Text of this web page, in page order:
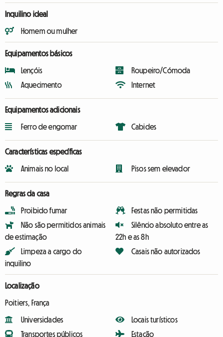
Inquilino ideal
Homem ou mulher
Equipamentos básicos
Lençóis
Aquecimento
Roupeiro/Cómoda
Internet
Equipamentos adicionais
Ferro de engomar Cabides
Características específicas
Animais no local Pisos sem elevador
Regras da casa
Proibido fumar
Não são permitidos animais
de estimação
Limpeza a cargo do
inquilino
Festas não permitidas
Silêncio absoluto entre as
22h e as 8h
Casais não autorizados
Localização
Poitiers, França
Universidades
Transportes públicos
Locais turísticos
Estação